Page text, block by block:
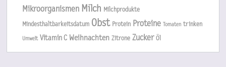
Mikroorganismen Milch Milchprodukte
Mindesthaltbarkeitsdatum Obst Protein Proteine Tomaten trinken
Umwelt Vitamin C Weihnachten Zitrone Zucker Öl